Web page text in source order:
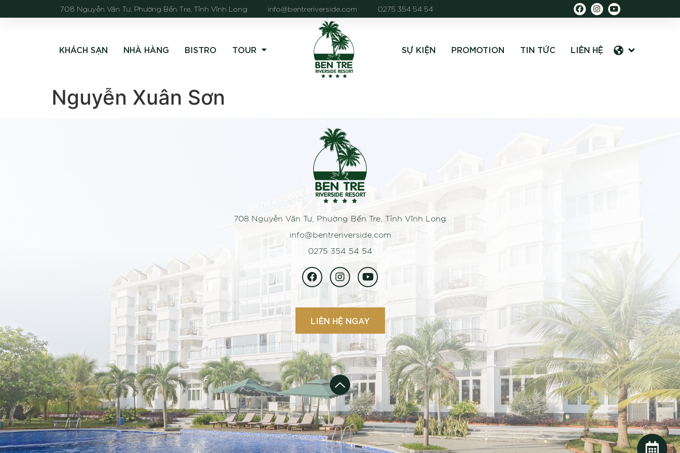
708 Nguyễn Văn Tư, Phường Bến Tre, Tỉnh Vĩnh Long info@bentreriverside.com 0275 354 54 54
KHÁCH SẠN NHÀ HÀNG BISTRO TOUR SỰ KIỆN PROMOTION TIN TỨC LIÊN HỆ
Nguyễn Xuân Sơn
708 Nguyễn Văn Tư, Phường Bến Tre, Tỉnh Vĩnh Long
info@bentreriverside.com
0275 354 54 54
LIÊN HỆ NGAY